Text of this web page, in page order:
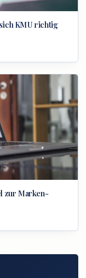
KMU richtig
zur Marken-